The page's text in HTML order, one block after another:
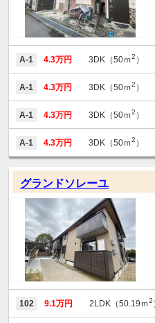
A-1 4.3万円 3DK（50ｍ2 ）
A-1 4.3万円 3DK（50ｍ2 ）
A-1 4.3万円 3DK（50ｍ2 ）
A-1 4.3万円 3DK（50ｍ2 ）
グランドソレーユ
102 9.1万円 2LDK（50.19ｍ2